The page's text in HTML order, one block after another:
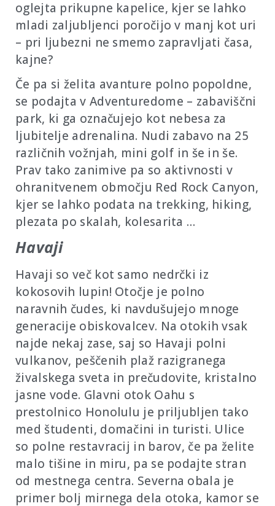
oglejta prikupne kapelice, kjer se lahko
mladi zaljubljenci poročijo v manj kot uri
– pri ljubezni ne smemo zapravljati časa,
kajne?
Če pa si želita avanture polno popoldne,
se podajta v Adventuredome – zabaviščni
park, ki ga označujejo kot nebesa za
ljubitelje adrenalina. Nudi zabavo na 25
različnih vožnjah, mini golf in še in še.
Prav tako zanimive pa so aktivnosti v
ohranitvenem območju Red Rock Canyon,
kjer se lahko podata na trekking, hiking,
plezata po skalah, kolesarita …
Havaji
Havaji so več kot samo nedrčki iz
kokosovih lupin! Otočje je polno
naravnih čudes, ki navdušujejo mnoge
generacije obiskovalcev. Na otokih vsak
najde nekaj zase, saj so Havaji polni
vulkanov, peščenih plaž razigranega
živalskega sveta in prečudovite, kristalno
jasne vode. Glavni otok Oahu s
prestolnico Honolulu je priljubljen tako
med študenti, domačini in turisti. Ulice
so polne restavracij in barov, če pa želite
malo tišine in miru, pa se podajte stran
od mestnega centra. Severna obala je
primer bolj mirnega dela otoka, kamor se